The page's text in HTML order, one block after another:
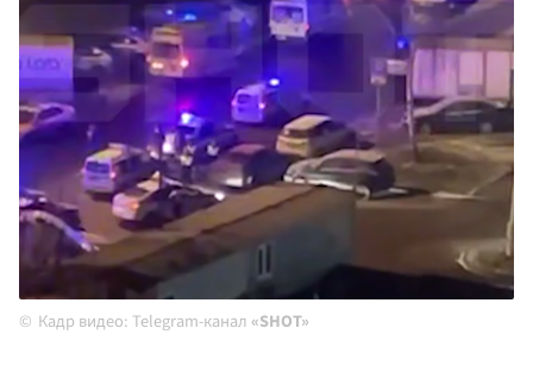
Кадр видео: Telegram-канал «SHOT»